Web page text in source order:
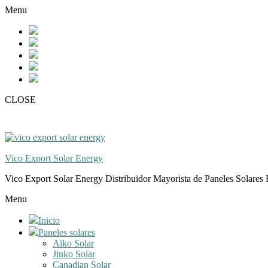
Skip
navigation
Skip
content
Menu
CLOSE
Vico Export Solar Energy
Vico Export Solar Energy Distribuidor Mayorista de Paneles Solares
Toggle
menu
Menu
Inicio
Paneles solares
Aiko Solar
Jinko Solar
Canadian Solar